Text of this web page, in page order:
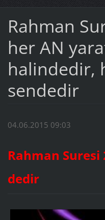
Rahman
her AN
halindedir,
sendedir
04.06.2015 09:03
Rahman Suresi
dedir